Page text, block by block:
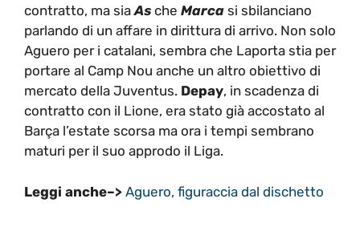
contratto, ma siaAs che Marca si sbilanciano
parlando di un affare in dirittura di arrivo. Non solo
Aguero per i catalani, sembra che Laporta stia per
portare al Camp Nou anche un altro obiettivo di
mercato della Juventus. Depay, in scadenza di
contratto con il Lione, era stato già accostato al
Barça l’estate scorsa ma ora i tempi sembrano
maturi per il suo approdo il Liga.
Leggi anche–> Aguero, figuraccia dal dischetto